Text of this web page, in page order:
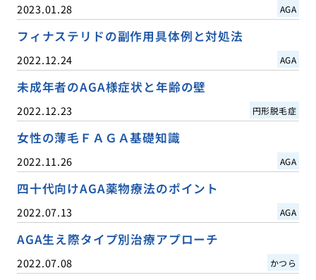
2023.01.28 AGA
フィナステリドの副作用具体例と対処法
2022.12.24 AGA
未成年者のAGA様症状と年齢の壁
2022.12.23 円形脱毛症
女性の薄毛ＦＡＧＡ基礎知識
2022.11.26 AGA
四十代向けAGA薬物療法のポイント
2022.07.13 AGA
AGA生え際タイプ別治療アプローチ
2022.07.08 かつら